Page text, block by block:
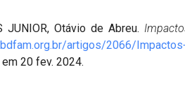
JUNIOR, Otávio de Abreu.
artigos/2066/
20 fev. 2024.